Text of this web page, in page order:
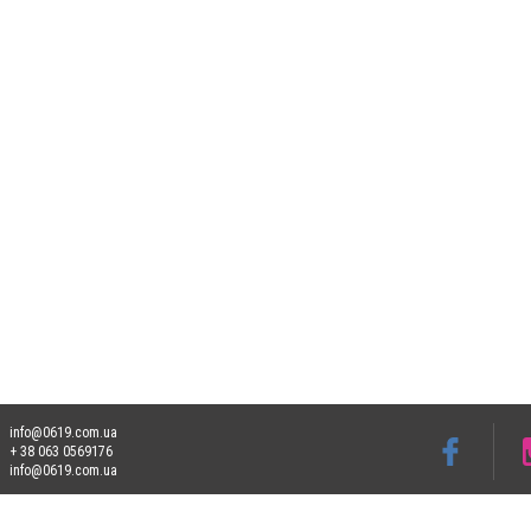
info@0619.com.ua
+ 38 063 0569176
info@0619.com.ua